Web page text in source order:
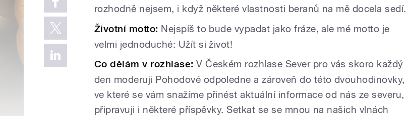
rozhodně nejsem, i když některé vlastnosti beranů na mě docela sedí.
Životní motto: Nejspíš to bude vypadat jako fráze, ale mé motto je
velmi jednoduché: Užít si život!
Co dělám v rozhlase:V Českém rozhlase Sever pro vás skoro každý
den moderuji Pohodové odpoledne a zároveň do této dvouhodinovky,
ve které se vám snažíme přinést aktuální informace od nás ze severu,
připravuji i některé příspěvky. Setkat se se mnou na našich vlnách